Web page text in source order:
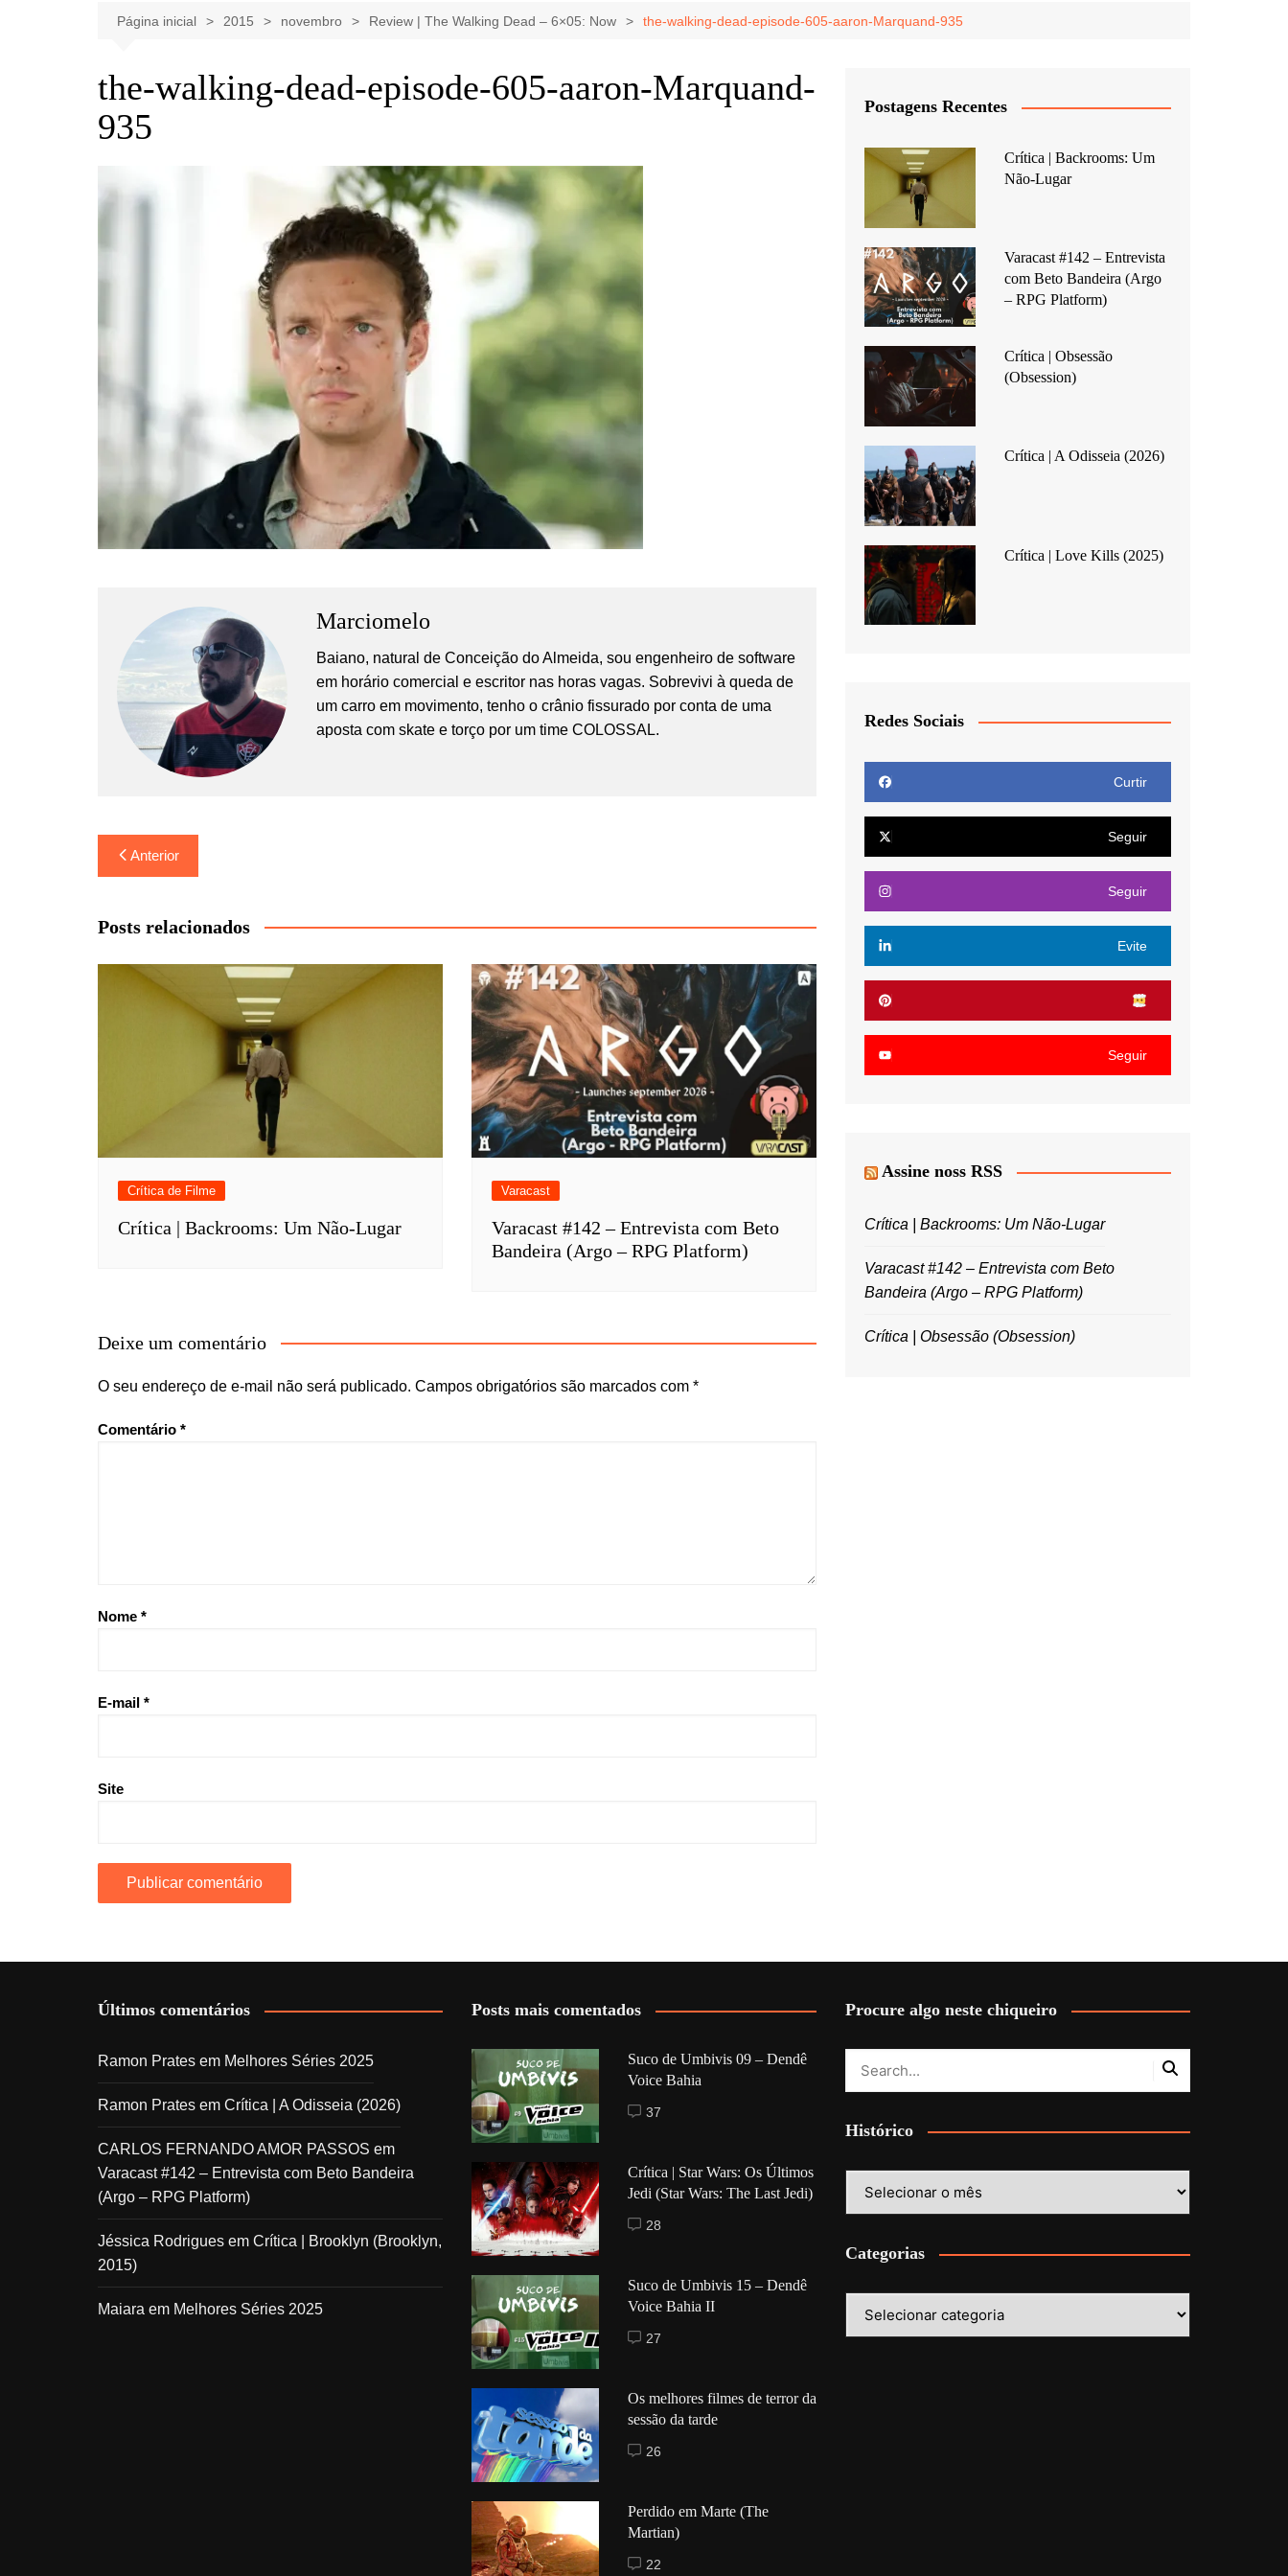
Celebridades
Música
Clássicos
Livros
Game ReviewRadiola Torresmo
Umbivis
Tv
Página inicial 2015 novembro Review | The Walking Dead – 6×05: Now the-walking-dead-episode-605-aaron-Marquand-935
the-walking-dead-episode-605-aaron-Marquand-
935
Marciomelo
Baiano, natural de Conceição do Almeida, sou engenheiro de software
em horário comercial e escritor nas horas vagas. Sobrevivi à queda de
um carro em movimento, tenho o crânio fissurado por conta de uma
aposta com skate e torço por um time COLOSSAL.
Navegação
de
Post
Anterior
Posts relacionados
Crítica de Filme
Crítica | Backrooms: Um Não-Lugar
Varacast
Varacast #142 – Entrevista com Beto
Bandeira (Argo – RPG Platform)
Deixe um comentário
O seu endereço de e-mail não será publicado. Campos obrigatórios são marcados com *
Comentário *
Nome *
E-mail *
Site
Postagens Recentes
Crítica | Backrooms: Um
Não-Lugar
Varacast #142 – Entrevista
com Beto Bandeira (Argo
– RPG Platform)
Crítica | Obsessão
(Obsession)
Crítica | A Odisseia (2026)
Crítica | Love Kills (2025)
Redes Sociais
Curtir
Seguir
Seguir
Evite
Seguir
Assine noss RSS
Crítica | Backrooms: Um Não-Lugar
Varacast #142 – Entrevista com Beto
Bandeira (Argo – RPG Platform)
Crítica | Obsessão (Obsession)
Últimos comentários
Ramon Prates em Melhores Séries 2025
Ramon Prates em Crítica | A Odisseia (2026)
CARLOS FERNANDO AMOR PASSOS em
Varacast #142 – Entrevista com Beto Bandeira
(Argo – RPG Platform)
Jéssica Rodrigues em Crítica | Brooklyn (Brooklyn,
2015)
Maiara em Melhores Séries 2025
Posts mais comentados
Suco de Umbivis 09 – Dendê
Voice Bahia
37
Crítica | Star Wars: Os Últimos
Jedi (Star Wars: The Last Jedi)
28
Suco de Umbivis 15 – Dendê
Voice Bahia II
27
Os melhores filmes de terror da
sessão da tarde
26
Perdido em Marte (The
Martian)
22
Procure algo neste chiqueiro
Histórico
Categorias